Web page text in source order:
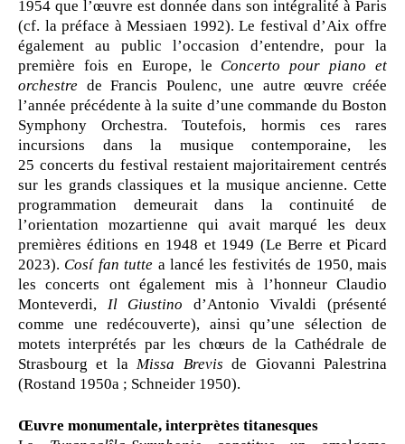
1954 que l’œuvre est donnée dans son intégralité à Paris
(cf. la préface à Messiaen 1992). Le festival d’Aix offre
également au public l’occasion d’entendre, pour la
première fois en Europe, le Concerto pour piano et
orchestre de Francis Poulenc, une autre œuvre créée
l’année précédente à la suite d’une commande du Boston
Symphony Orchestra. Toutefois, hormis ces rares
incursions dans la musique contemporaine, les
25 concerts du festival restaient majoritairement centrés
sur les grands classiques et la musique ancienne. Cette
programmation demeurait dans la continuité de
l’orientation mozartienne qui avait marqué les deux
premières éditions en 1948 et 1949 (Le Berre et Picard
2023). Cosí fan tutte a lancé les festivités de 1950, mais
les concerts ont également mis à l’honneur Claudio
Monteverdi, Il Giustino d’Antonio Vivaldi (présenté
comme une redécouverte), ainsi qu’une sélection de
motets interprétés par les chœurs de la Cathédrale de
Strasbourg et laMissa Brevisde Giovanni Palestrina
(Rostand 1950a ; Schneider 1950).
Œuvre monumentale, interprètes titanesques